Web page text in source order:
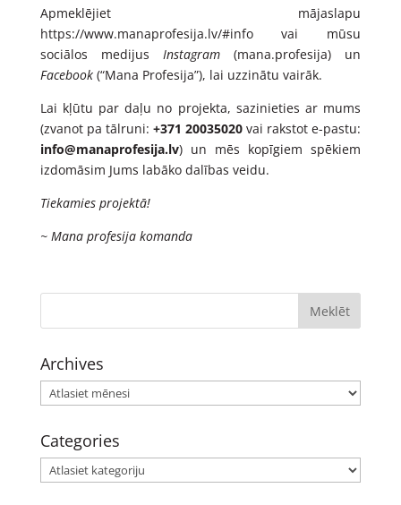
Apmeklējiet mājaslapu
https://www.manaprofesija.lv/#info vai mūsu
sociālos medijus Instagram(mana.profesija) un
Facebook (“Mana Profesija”), lai uzzinātu vairāk.
Lai kļūtu par daļu no projekta, sazinieties ar mums
(zvanot pa tālruni: +371 20035020 vai rakstot e-pastu:
info@manaprofesija.lv) un mēs kopīgiem spēkiem
izdomāsim Jums labāko dalības veidu.
Tiekamies projektā!
~ Mana profesija komanda
Archives
Archives
Categories
Categories